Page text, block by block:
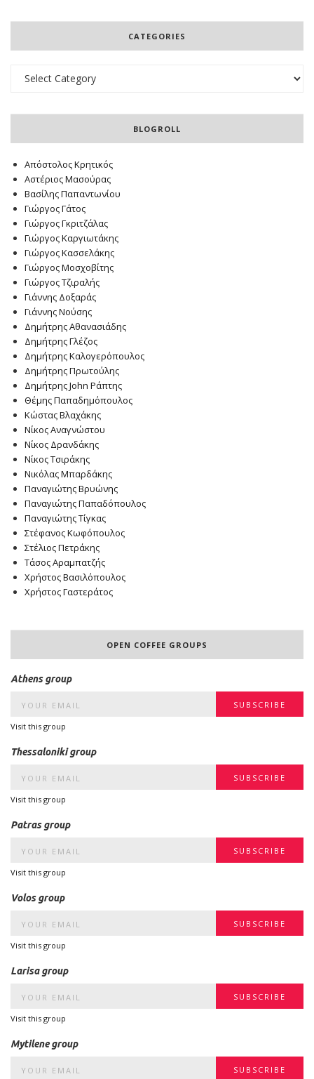
CATEGORIES
BLOGROLL
Απόστολος Κρητικός
Αστέριος Μασούρας
Βασίλης Παπαντωνίου
Γιώργος Γάτος
Γιώργος Γκριτζάλας
Γιώργος Καργιωτάκης
Γιώργος Κασσελάκης
Γιώργος Μοσχοβίτης
Γιώργος Τζιραλής
Γιάννης Δοξαράς
Γιάννης Νούσης
Δημήτρης Αθανασιάδης
Δημήτρης Γλέζος
Δημήτρης Καλογερόπουλος
Δημήτρης Πρωτούλης
Δημήτρης John Ράπτης
Θέμης Παπαδημόπουλος
Κώστας Βλαχάκης
Νίκος Αναγνώστου
Νίκος Δρανδάκης
Νίκος Τσιράκης
Νικόλας Μπαρδάκης
Παναγιώτης Βρυώνης
Παναγιώτης Παπαδόπουλος
Παναγιώτης Τίγκας
Στέφανος Κωφόπουλος
Στέλιος Πετράκης
Τάσος Αραμπατζής
Χρήστος Βασιλόπουλος
Χρήστος Γαστεράτος
OPEN COFFEE GROUPS
Athens group
Visit this group
Thessaloniki group
Visit this group
Patras group
Visit this group
Volos group
Visit this group
Larisa group
Visit this group
Mytilene group